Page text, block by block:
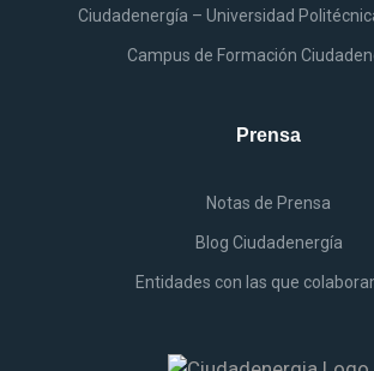
Ciudadenergía – Universidad
Campus de Formación
Prensa
Notas de Prensa
Blog Ciudadenergía
Entidades con las que